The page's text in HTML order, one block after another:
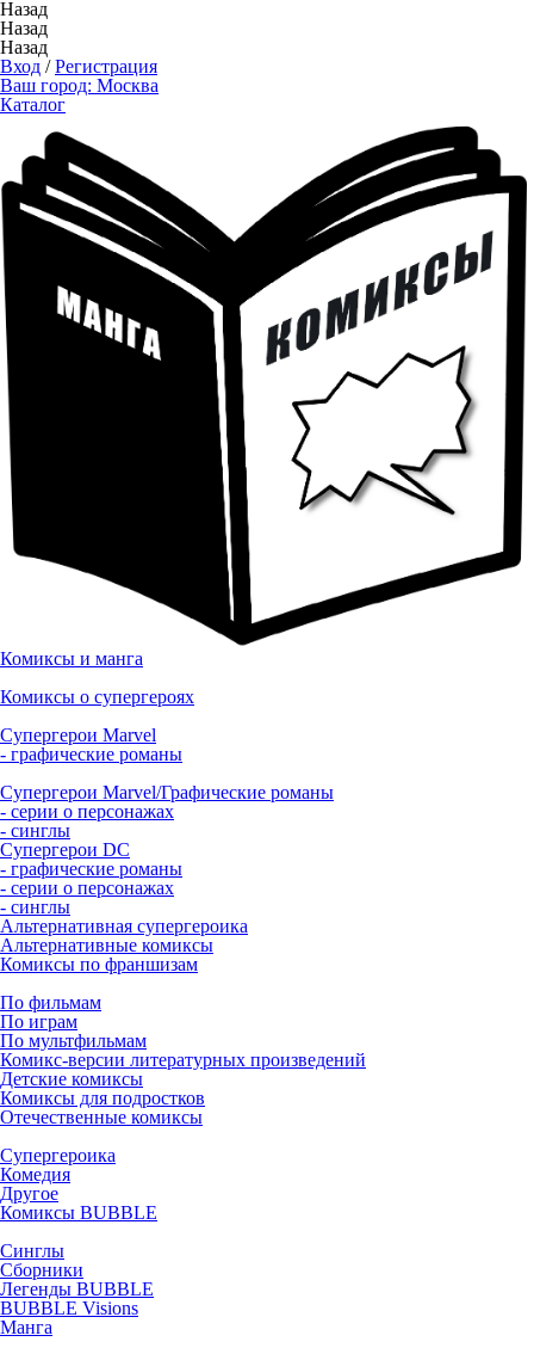
Назад
Назад
Назад
Вход /Регистрация
Ваш город: Москва
Каталог
Комиксы и манга
Комиксы о супергероях
Супергерои Marvel
- графические романы
Супергерои Marvel/Графические романы
- серии о персонажах
- синглы
Супергерои DC
- графические романы
- серии о персонажах
- синглы
Альтернативная супергероика
Альтернативные комиксы
Комиксы по франшизам
По фильмам
По играм
По мультфильмам
Комикс-версии литературных произведений
Детские комиксы
Комиксы для подростков
Отечественные комиксы
Супергероика
Комедия
Другое
Комиксы BUBBLE
Синглы
Сборники
Легенды BUBBLE
BUBBLE Visions
Манга